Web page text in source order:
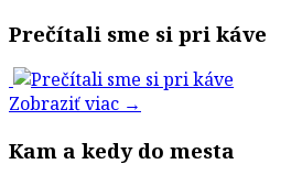
Prečítali sme si pri káve
Zobraziť viac →
Kam a kedy do mesta